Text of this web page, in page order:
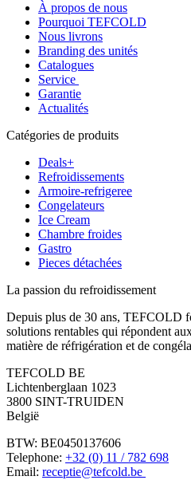
À propos de nous
Pourquoi TEFCOLD
Nous livrons
Branding des unités
Catalogues
Service
Garantie
Actualités
Catégories de produits
Deals+
Refroidissements
Armoire-refrigeree
Congelateurs
Ice Cream
Chambre froides
Gastro
Pieces détachées
La passion du refroidissement
Depuis plus de 30 ans, TEFCOLD
solutions rentables qui répondent
matière de réfrigération et de
TEFCOLD BE
Lichtenberglaan 1023
3800 SINT-TRUIDEN
België
BTW: BE0450137606
Telephone: +32 (0) 11 / 782 698
Email: receptie@tefcold.be